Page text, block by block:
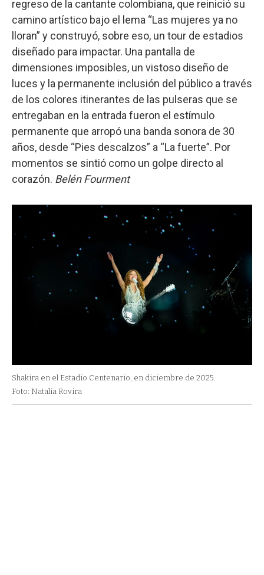
regreso de la cantante colombiana, que reinició su
camino artístico bajo el lema “Las mujeres ya no
lloran” y construyó, sobre eso, un tour de estadios
diseñado para impactar. Una pantalla de
dimensiones imposibles, un vistoso diseño de
luces y la permanente inclusión del público a través
de los colores itinerantes de las pulseras que se
entregaban en la entrada fueron el estímulo
permanente que arropó una banda sonora de 30
años, desde “Pies descalzos” a “La fuerte”. Por
momentos se sintió como un golpe directo al
corazón. Belén Fourment
Shakira en el Estadio Centenario, en diciembre de 2025.
Foto: Natalia Rovira